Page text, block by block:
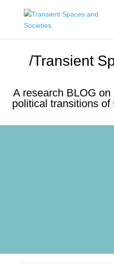
/Transient
A research BLOG on
political transitions